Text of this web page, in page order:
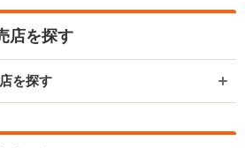
店を探す
を探す